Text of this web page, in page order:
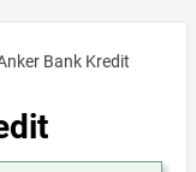
Bank Kredit